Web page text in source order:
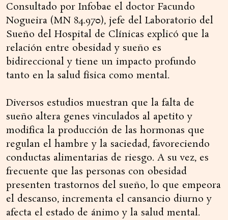
Consultado por Infobae el doctor Facundo
Nogueira (MN 84.970), jefe del Laboratorio del
Sueño del Hospital de Clínicas explicó que la
relación entre obesidad y sueño es
bidireccional y tiene un impacto profundo
tanto en la salud física como mental.
Diversos estudios muestran que la falta de
sueño altera genes vinculados al apetito y
modifica la producción de las hormonas que
regulan el hambre y la saciedad, favoreciendo
conductas alimentarias de riesgo. A su vez, es
frecuente que las personas con obesidad
presenten trastornos del sueño, lo que empeora
el descanso, incrementa el cansancio diurno y
afecta el estado de ánimo y la salud mental.